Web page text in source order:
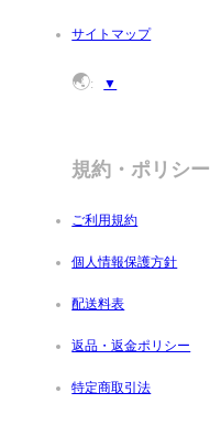
サイトマップ
🌏: ▼
規約・ポリシー
ご利用規約
個人情報保護方針
配送料表
返品・返金ポリシー
特定商取引法